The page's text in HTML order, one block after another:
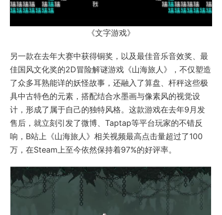
《文字游戏》
另一款在去年大赛中获得铜奖，以及最佳音乐音效奖、最
佳国风文化奖的2D冒险解谜游戏《山海旅人》，不仅塑造
了众多耳熟能详的妖怪故事，还融入了算盘、杆秤这些极
具中古特色的元素，搭配结合水墨画与像素风的视觉设
计，形成了属于自己的独特风格。这款游戏在去年9月发
售后，就立刻引发了微博、Taptap等平台玩家的不错反
响，B站上《山海旅人》相关视频最高点击量超过了100
万，在Steam上至今依然保持着97%的好评率。